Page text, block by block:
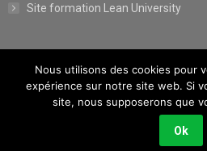
Site formation Lean University
Tous droits
RéalisationE-Dilik
Nous utilisons des cookies pour
expérience sur notre site web. Si
site, nous supposerons que
Ok